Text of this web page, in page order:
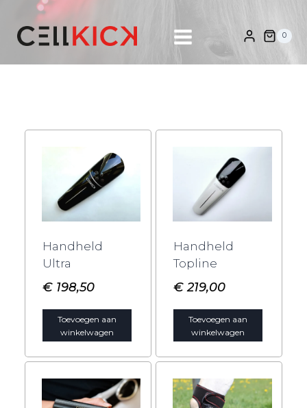
Doorgaan
naar
inhoud
0
Handheld
Ultra
€198,50
Toevoegen aan
winkelwagen
Handheld
Topline
€219,00
Toevoegen aan
winkelwagen